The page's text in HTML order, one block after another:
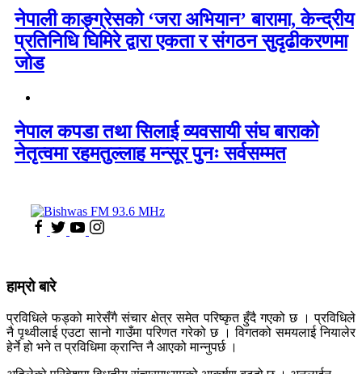
नेपाली काङ्ग्रेसको ‘जरा अभियान’ बारामा, केन्द्रीय
प्रतिनिधि घिमिरे द्वारा एकता र संगठन सुदृढीकरणमा
जोड
नेपाल कपडा तथा सिलाई व्यवसायी संघ बाराको
नेतृत्वमा रहमतुल्लाह मन्सूर पुनः सर्वसम्मत
हाम्रो बारे
प्रविधिले फड्को मारेसँगै संचार क्षेत्र समेत परिष्कृत हुँदै गएको छ । प्रविधिले
नै पृथ्वीलाई एउटा सानो गाउँमा परिणत गरेको छ । विगतको समयलाई नियालेर
हेर्ने हो भने त प्रविधिमा क्रान्ति नै आएको मान्नुपर्छ ।